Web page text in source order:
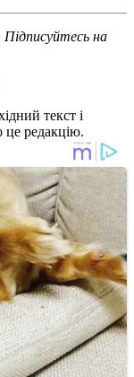
Підписуйтесь на
текст і
це редакцію.